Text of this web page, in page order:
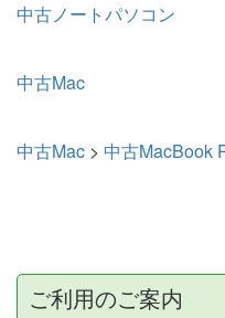
中古ノートパソコン
中古Mac
中古Mac > 中古MacBook
ご利用のご案内